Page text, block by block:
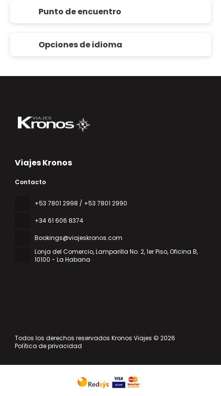
Punto de encuentro
Opciones de idioma
Viajes Kronos
Contacto
‎+53 7801 2998 / +53 7801 2990
+34 61 606 8374
Bookings@viajeskronos.com
Lonja del Comercio, Lamparilla No. 2, 1er Piso, Oficina B,
10100 - La Habana
Todos los derechos reservados Kronos Viajes © 2026
Política de privacidad